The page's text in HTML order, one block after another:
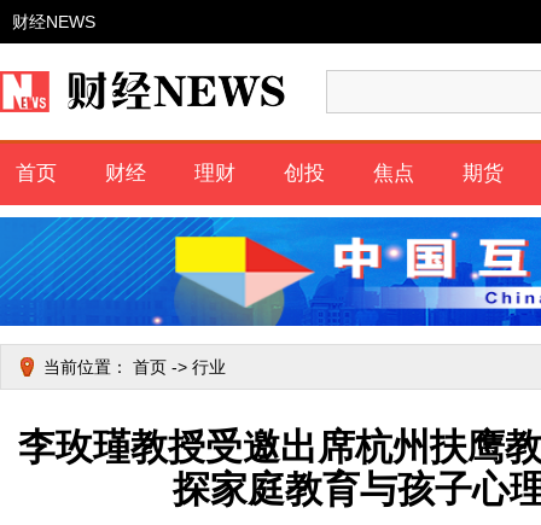
财经NEWS
首页 财经 理财 创投 焦点 期货
当前位置： 首页 -> 行业
李玫瑾教授受邀出席杭州扶鹰
探家庭教育与孩子心